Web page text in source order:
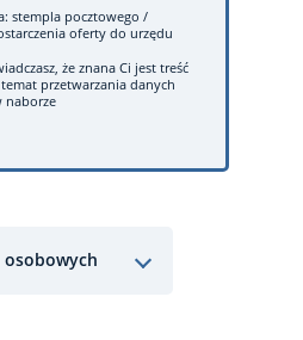
stempla pocztowego /
oferty do urzędu
że znana Ci jest treść
przetwarzania danych
naborze